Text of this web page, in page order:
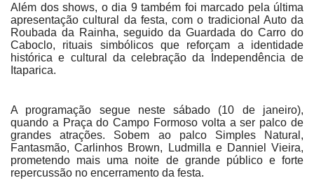
Além dos shows, o dia 9 também foi marcado pela última
apresentação cultural da festa, com o tradicional Auto da
Roubada da Rainha, seguido da Guardada do Carro do
Caboclo, rituais simbólicos que reforçam a identidade
histórica e cultural da celebração da Independência de
Itaparica.
A programação segue neste sábado (10 de janeiro),
quando a Praça do Campo Formoso volta a ser palco de
grandes atrações. Sobem ao palco Simples Natural,
Fantasmão, Carlinhos Brown, Ludmilla e Danniel Vieira,
prometendo mais uma noite de grande público e forte
repercussão no encerramento da festa.